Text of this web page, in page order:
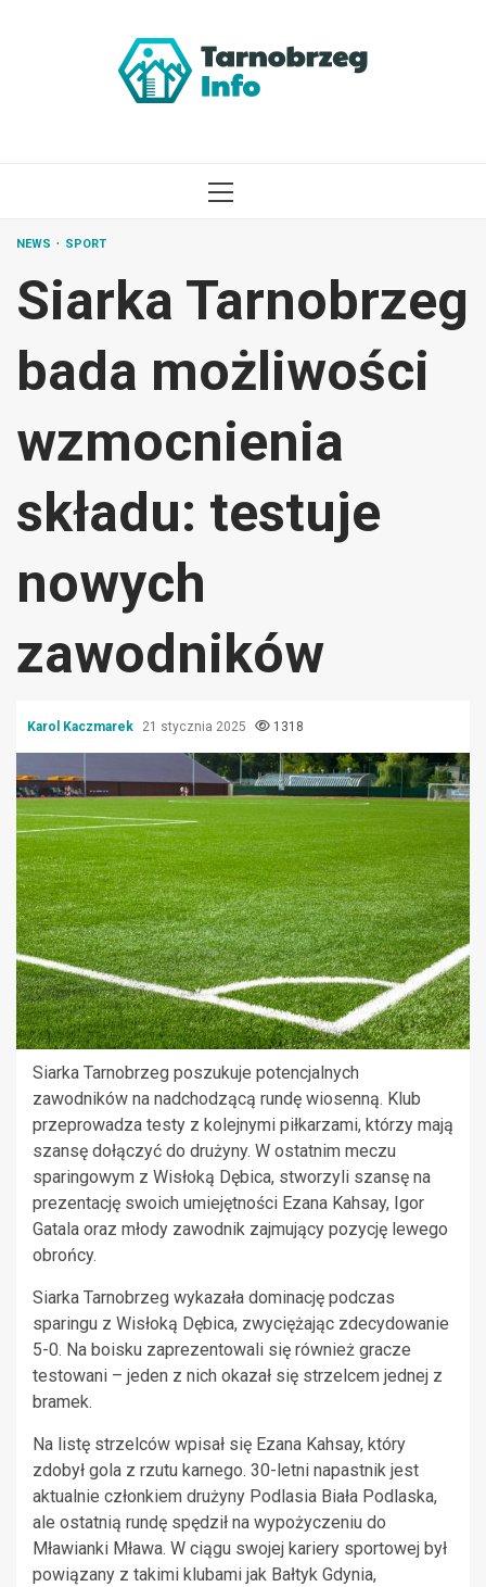
MENU
NEWS SPORT
Siarka Tarnobrzeg
bada możliwości
wzmocnienia
składu: testuje
nowych
zawodników
Karol Kaczmarek 21 stycznia 2025 1318
Siarka Tarnobrzeg poszukuje potencjalnych
zawodników na nadchodzącą rundę wiosenną. Klub
przeprowadza testy z kolejnymi piłkarzami, którzy mają
szansę dołączyć do drużyny. W ostatnim meczu
sparingowym z Wisłoką Dębica, stworzyli szansę na
prezentację swoich umiejętności Ezana Kahsay, Igor
Gatala oraz młody zawodnik zajmujący pozycję lewego
obrońcy.
Siarka Tarnobrzeg wykazała dominację podczas
sparingu z Wisłoką Dębica, zwyciężając zdecydowanie
5-0. Na boisku zaprezentowali się również gracze
testowani – jeden z nich okazał się strzelcem jednej z
bramek.
Na listę strzelców wpisał się Ezana Kahsay, który
zdobył gola z rzutu karnego. 30-letni napastnik jest
aktualnie członkiem drużyny Podlasia Biała Podlaska,
ale ostatnią rundę spędził na wypożyczeniu do
Mławianki Mława. W ciągu swojej kariery sportowej był
powiązany z takimi klubami jak Bałtyk Gdynia,